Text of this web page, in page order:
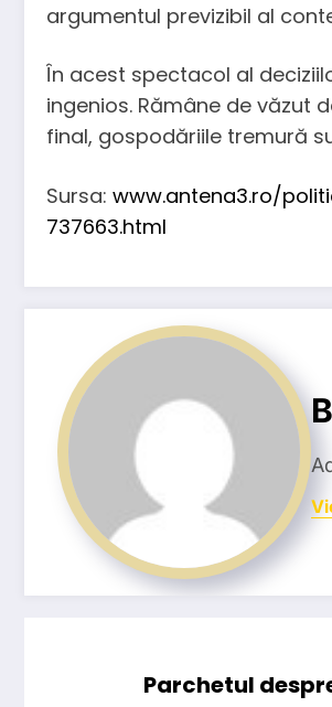
argumentul previzibil al
În acest spectacol al
ingenios. Rămâne de văzut
final, gospodăriile tremură
Sursa: www.antena3.ro/
737663.html
Parchetul